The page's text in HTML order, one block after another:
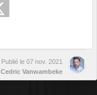
Publié le 07 nov. 2021
Cedric Vanwambeke